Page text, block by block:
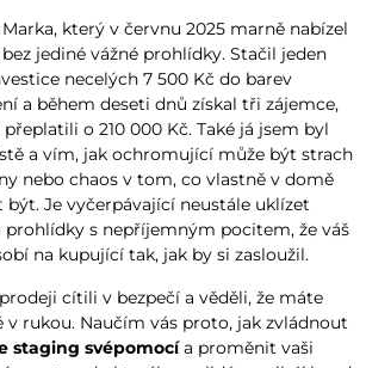
který v červnu 2025 marně nabízel
jediné vážné prohlídky. Stačil jeden
necelých 7 500 Kč do barev
a během deseti dnů získal tři zájemce,
o 210 000 Kč. Také já jsem byl
a vím, jak ochromující může být strach
nebo chaos v tom, co vlastně v domě
Je vyčerpávající neustále uklízet
prohlídky s nepříjemným pocitem, že váš
na kupující tak, jak by si zasloužil.
cítili v bezpečí a věděli, že máte
v rukou. Naučím vás proto, jak zvládnout
staging svépomocía proměnit vaši